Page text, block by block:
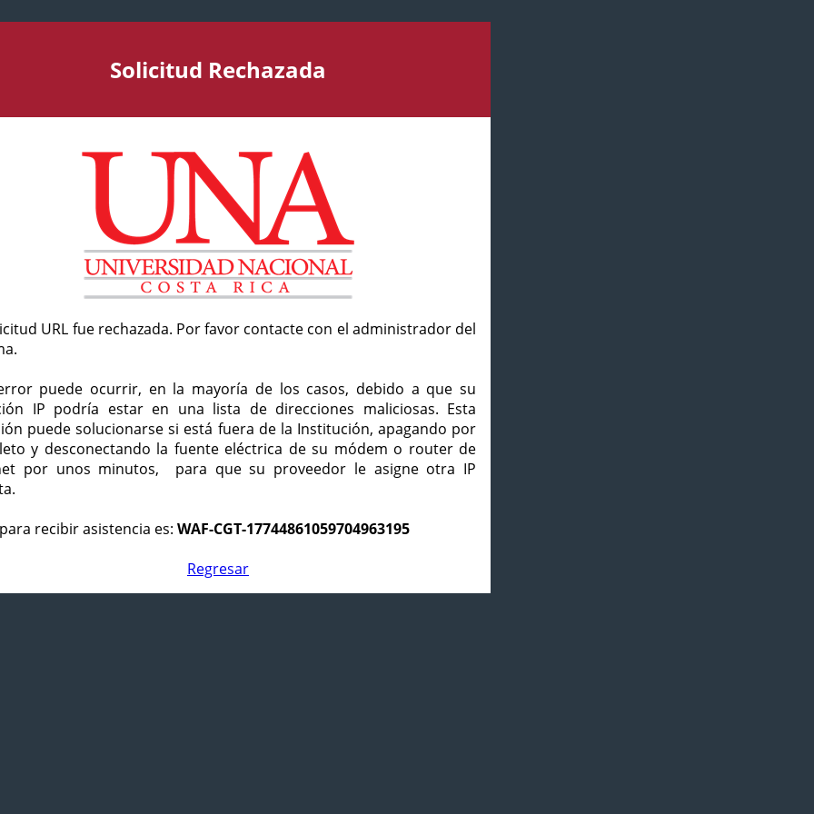
Solicitud Rechazada
URL fue rechazada. Por favor contacte con el administrador del
puede ocurrir, en la mayoría de los casos, debido a que su
IP podría estar en una lista de direcciones maliciosas. Esta
puede solucionarse si está fuera de la Institución, apagando por
y desconectando la fuente eléctrica de su módem o router de
por unos minutos, para que su proveedor le asigne otra IP
recibir asistencia es: WAF-CGT-17744861059704963195
Regresar